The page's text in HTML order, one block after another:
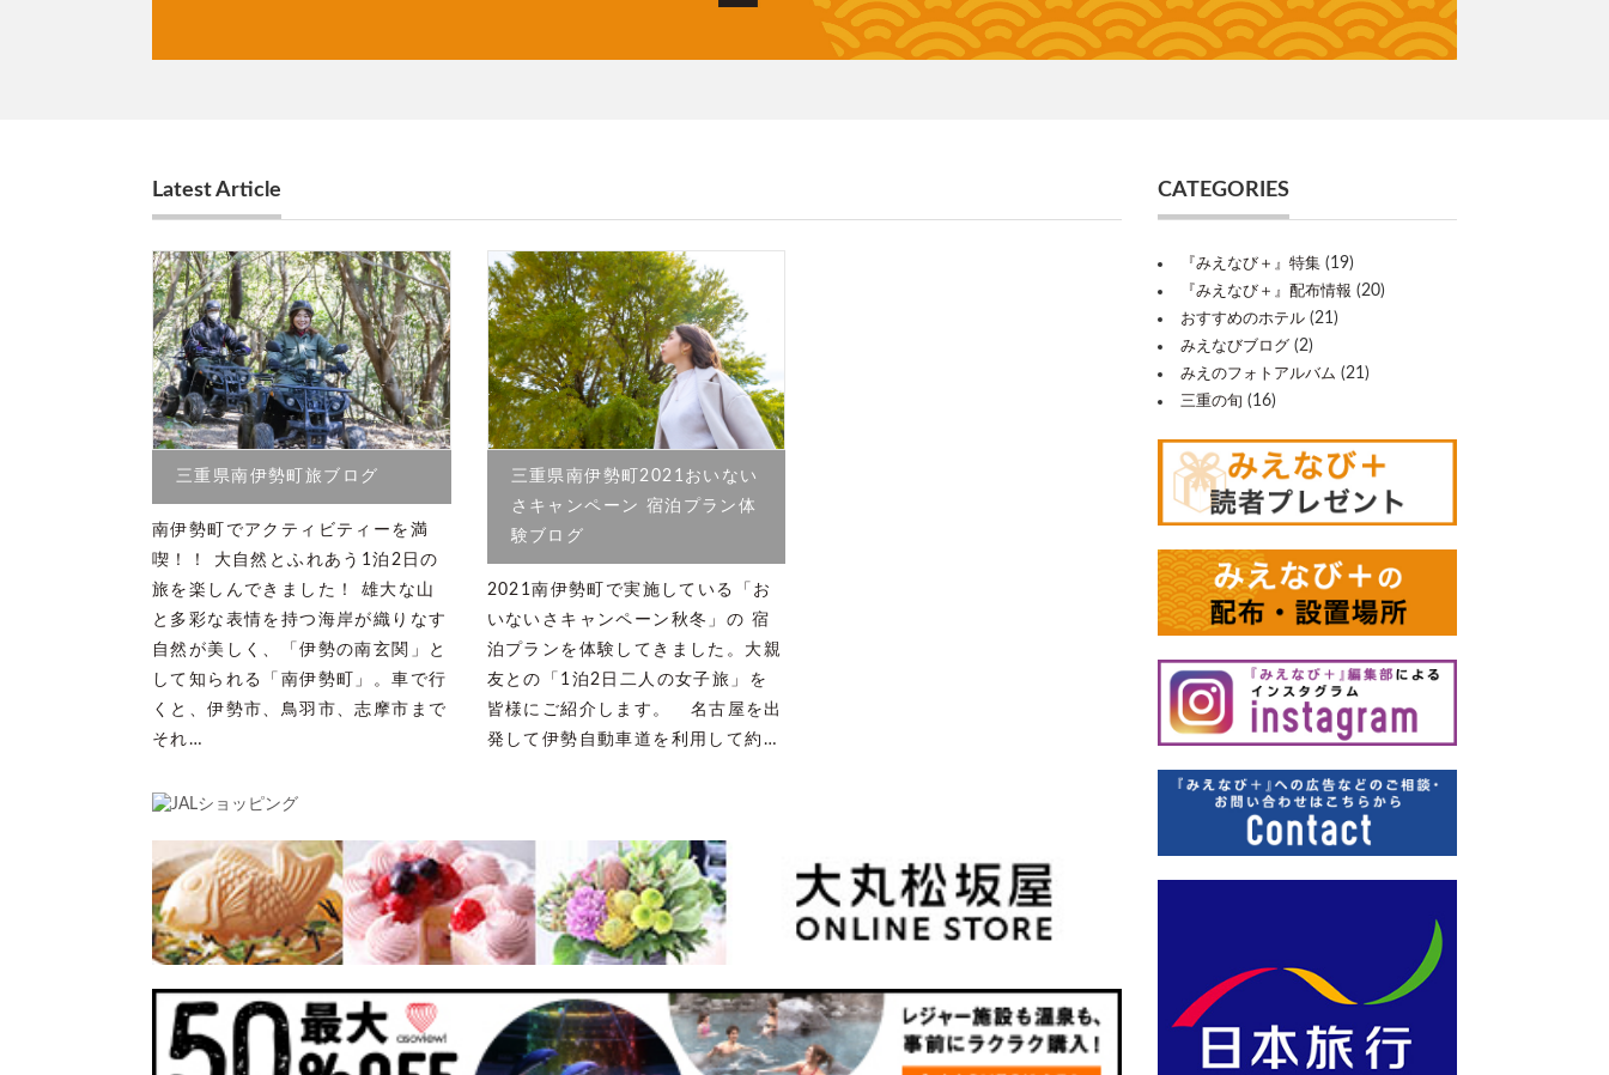
Latest Article
三重県南伊勢町旅ブログ
南伊勢町でアクティビティーを満
喫！！ 大自然とふれあう1泊2日の
旅を楽しんできました！ 雄大な山
と多彩な表情を持つ海岸が織りなす
自然が美しく、「伊勢の南玄関」と
して知られる「南伊勢町」。車で行
くと、伊勢市、鳥羽市、志摩市まで
それ…
三重県南伊勢町2021おいない
さキャンペーン 宿泊プラン体
験ブログ
2021南伊勢町で実施している「お
いないさキャンペーン秋冬」の 宿
泊プランを体験してきました。大親
友との「1泊2日二人の女子旅」を
皆様にご紹介します。 名古屋を出
発して伊勢自動車道を利用して約…
CATEGORIES
『みえなび＋』特集 (19)
『みえなび＋』配布情報 (20)
おすすめのホテル (21)
みえなびブログ (2)
みえのフォトアルバム (21)
三重の旬 (16)